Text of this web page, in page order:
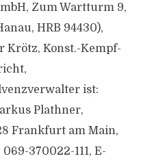
Zum Wartturm 9,
HRB 94430),
Krötz, Konst.-Kempf-
ist:
Plathner,
Frankfurt am Main,
370022-111, E-